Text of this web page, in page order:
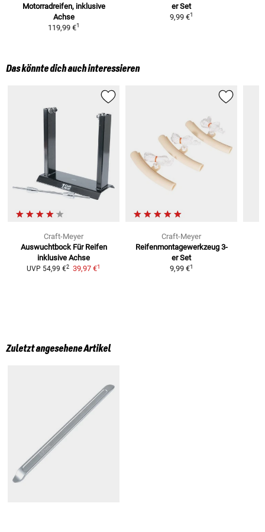
Motorradreifen, inklusive
Achse
119,99 €1
er Set
9,99 €1
Das könnte dich auch interessieren
Craft-Meyer
Auswuchtbock Für Reifen
inklusive Achse
UVP 54,99 €2 39,97 €1
Craft-Meyer
Reifenmontagewerkzeug 3-
er Set
9,99 €1
Zuletzt angesehene Artikel